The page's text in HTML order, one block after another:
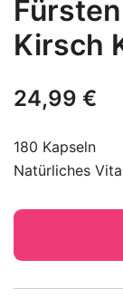
Kirsch
24,99 €
180 Kapseln
Natürliches